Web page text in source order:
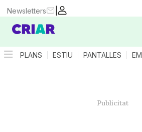
|
Newsletters
PLANS ESTIU PANTALLES